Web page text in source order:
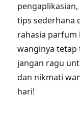
tips sederhana
rahasia parfum
wanginya tetap
jangan ragu
dan nikmati
hari!